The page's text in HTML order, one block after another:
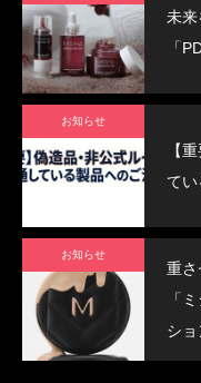
未来
「
お知らせ
【
て
お知らせ
重さ
「
シ